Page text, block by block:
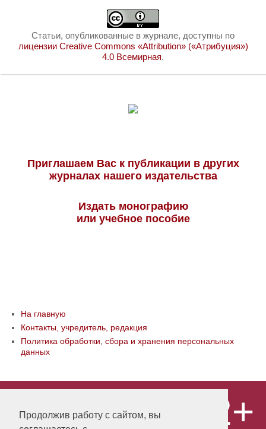
Продолжив работу с сайтом, вы
Статьи, опубликованные в журнале, доступны по
лицензии Creative Commons «Attribution» («Атрибуция»)
4.0 Всемирная.
Приглашаем Вас к публикации в других
журналах нашего издательства
Издать монографию
или учебное пособие
На главную
Контакты, учредитель, редакция
Политика обработки, сбора и хранения персональных
данных
«Publishing company «World of science»,
LLC Материалы, размещенные на сайте,
12+